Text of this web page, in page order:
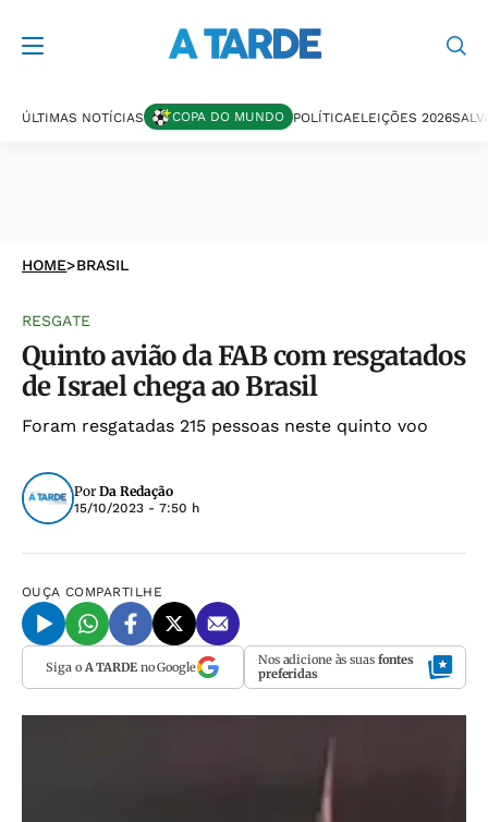
ÚLTIMAS NOTÍCIAS COPA DO MUNDO POLÍTICAELEIÇÕES 2026
HOME>BRASIL
RESGATE
Quinto avião da FAB com resgatados
de Israel chega ao Brasil
Foram resgatadas 215 pessoas neste quinto voo
Por Da Redação
15/10/2023 - 7:50 h
OUÇA COMPARTILHE
Siga o A TARDEno Google Nos adicione às suas fontes
preferidas